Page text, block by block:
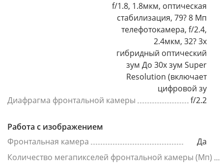
f/1.8, 1.8мкм, оптическая
стабилизация, 79? 8 Мп
телефотокамера, f/2.4,
2.4мкм, 32? 3x
гибридный оптический
зум До 30x зум Super
Resolution (включает
цифровой зу
Диафрагма фронтальной камеры
f/2.2
Работа с изображением
Фронтальная камера
Да
Количество мегапикселей фронтальной камеры (Мп)